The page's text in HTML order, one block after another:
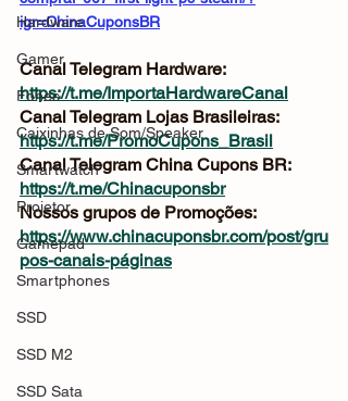
Hardware
Gamer
Fones
Caixinhas de Som/Speaker
Smartwatch
Projetor
Gamepad
Smartphones
SSD
SSD M2
SSD Sata
igr=ChinaCuponsBR
Canal Telegram Hardware:
https://t.me/ImportaHardwareCanal
Canal Telegram Lojas Brasileiras:
https://t.me/PromoCupons_Brasil
Canal Telegram China Cupons BR:
https://t.me/Chinacuponsbr
Nossos grupos de Promoções:
https://www.chinacuponsbr.com/post/gru
pos-canais-páginas